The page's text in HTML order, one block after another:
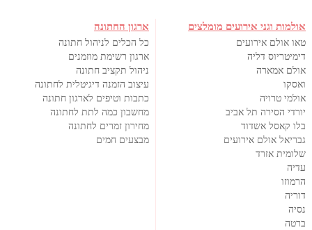
אולמות וגני אירועים מומלצים
טאו אולם אירועים
דימיטריוס דליה
אולם אמארה
ואסקו
אולמי טרויה
יורדי הסירה תל אביב
בלו קאסל אשדוד
גבריאל אולם אירועים
שלומית אזרד
עדיה
הרמוזו
דוריה
נסיה
ברטה
ארגון החתונה
כל הכלים לניהול חתונה
ארגון רשימת מוזמנים
ניהול תקציב חתונה
עיצוב הזמנה דיגיטלית לחתונה
כתבות וטיפים לארגון חתונה
מחשבון כמה לתת לחתונה
מחירון זמרים לחתונה
מבצעים חמים